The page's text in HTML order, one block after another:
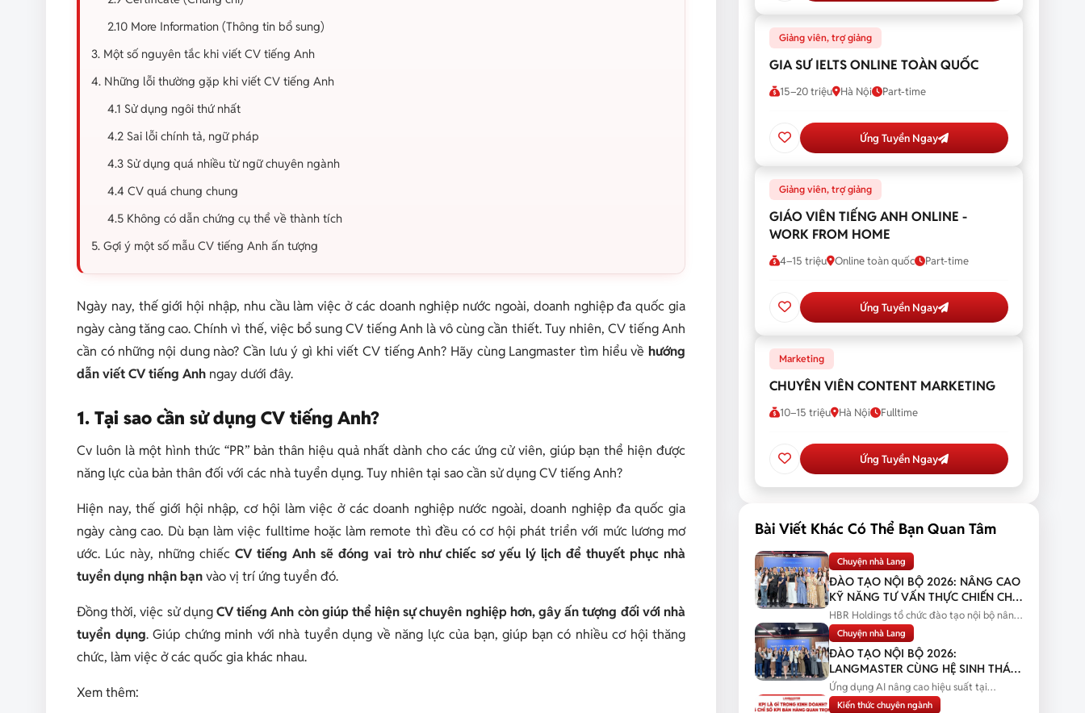
2.10 More Information (Thông tin bổ sung)
3. Một số nguyên tắc khi viết CV tiếng Anh
4. Những lỗi thường gặp khi viết CV tiếng Anh
4.1 Sử dụng ngôi thứ nhất
4.2 Sai lỗi chính tả, ngữ pháp
4.3 Sử dụng quá nhiều từ ngữ chuyên ngành
4.4 CV quá chung chung
4.5 Không có dẫn chứng cụ thể về thành tích
5. Gợi ý một số mẫu CV tiếng Anh ấn tượng
Ngày nay, thế giới hội nhập, nhu cầu làm việc ở các doanh nghiệp nước ngoài, doanh nghiệp đa quốc gia
ngày càng tăng cao. Chính vì thế, việc bổ sung CV tiếng Anh là vô cùng cần thiết. Tuy nhiên, CV tiếng Anh
cần có những nội dung nào? Cần lưu ý gì khi viết CV tiếng Anh? Hãy cùng Langmaster tìm hiểu về hướng
dẫn viết CV tiếng Anh ngay dưới đây.
1. Tại sao cần sử dụng CV tiếng Anh?
Cv luôn là một hình thức “PR” bản thân hiệu quả nhất dành cho các ứng cử viên, giúp bạn thể hiện được
năng lực của bản thân đối với các nhà tuyển dụng. Tuy nhiên tại sao cần sử dụng CV tiếng Anh?
Hiện nay, thế giới hội nhập, cơ hội làm việc ở các doanh nghiệp nước ngoài, doanh nghiệp đa quốc gia
ngày càng cao. Dù bạn làm việc fulltime hoặc làm remote thì đều có cơ hội phát triển với mức lương mơ
ước. Lúc này, những chiếcCV tiếng Anh sẽ đóng vai trò như chiếc sơ yếu lý lịch để thuyết phục nhà
tuyển dụng nhận bạnvào vị trí ứng tuyển đó.
Đồng thời, việc sử dụngCV tiếng Anh còn giúp thể hiện sự chuyên nghiệp hơn, gây ấn tượng đối với nhà
tuyển dụng. Giúp chứng minh với nhà tuyển dụng về năng lực của bạn, giúp bạn có nhiều cơ hội thăng
chức, làm việc ở các quốc gia khác nhau.
Xem thêm:
Giảng viên, trợ giảng
GIA SƯ IELTS ONLINE TOÀN QUỐC
15–20 triệu Hà Nội Part-time
Ứng Tuyển Ngay
Giảng viên, trợ giảng
GIÁO VIÊN TIẾNG ANH ONLINE -
WORK FROM HOME
4–15 triệu Online toàn quốc Part-time
Ứng Tuyển Ngay
Marketing
CHUYÊN VIÊN CONTENT MARKETING
10–15 triệu Hà Nội Fulltime
Ứng Tuyển Ngay
Bài Viết Khác Có Thể Bạn Quan Tâm
Chuyện nhà Lang
ĐÀO TẠO NỘI BỘ 2026: NÂNG CAO
KỸ NĂNG TƯ VẤN THỰC CHIẾN CHO
ĐỘI NGŨ SALES
HBR Holdings tổ chức đào tạo nội bộ nâng
cao kỹ năng tư vấn thực chiến...
Chuyện nhà Lang
ĐÀO TẠO NỘI BỘ 2026:
LANGMASTER CÙNG HỆ SINH THÁI
HBR HOLDINGS NÂNG CAO NĂNG
LỰC ỨNG DỤNG AI
Ứng dụng AI nâng cao hiệu suất tại
Langmaster qua chương trình đào tạo...
Kiến thức chuyên ngành